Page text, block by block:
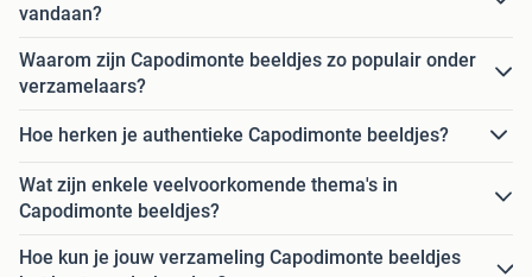
vandaan?
Waarom zijn Capodimonte beeldjes zo populair onder
verzamelaars?
Hoe herken je authentieke Capodimonte beeldjes?
Wat zijn enkele veelvoorkomende thema's in
Capodimonte beeldjes?
Hoe kun je jouw verzameling Capodimonte beeldjes